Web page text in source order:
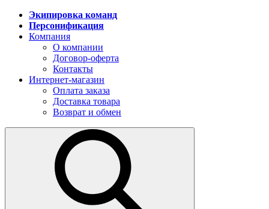
Экипировка команд
Персонификация
Компания
О компании
Договор-оферта
Контакты
Интернет-магазин
Оплата заказа
Доставка товара
Возврат и обмен